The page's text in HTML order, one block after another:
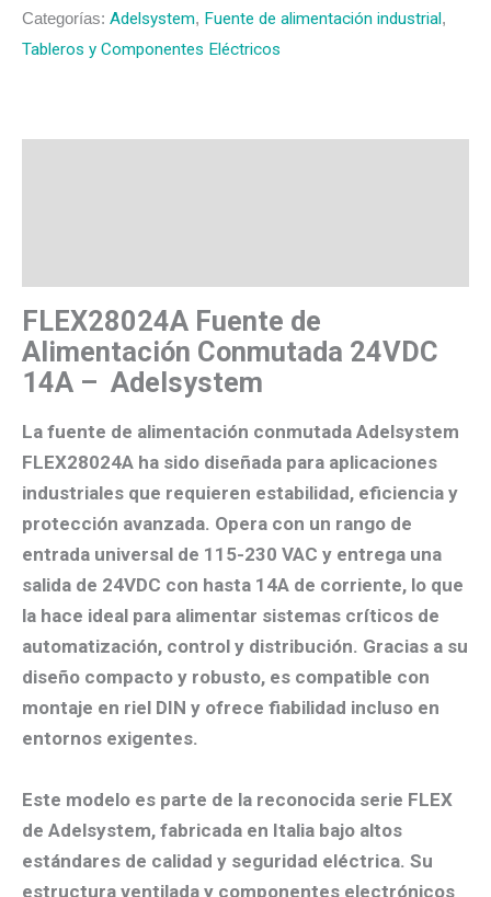
Categorías: Adelsystem, Fuente de alimentación industrial,
Tableros y Componentes Eléctricos
FLEX28024A Fuente de
Alimentación Conmutada 24VDC
14A – Adelsystem
La fuente de alimentación conmutada Adelsystem
FLEX28024A ha sido diseñada para aplicaciones
industriales que requieren estabilidad, eficiencia y
protección avanzada. Opera con un rango de
entrada universal de 115-230 VAC y entrega una
salida de 24VDC con hasta 14A de corriente, lo que
la hace ideal para alimentar sistemas críticos de
automatización, control y distribución. Gracias a su
diseño compacto y robusto, es compatible con
montaje en riel DIN y ofrece fiabilidad incluso en
entornos exigentes.
Este modelo es parte de la reconocida serie FLEX
de Adelsystem, fabricada en Italia bajo altos
estándares de calidad y seguridad eléctrica. Su
estructura ventilada y componentes electrónicos